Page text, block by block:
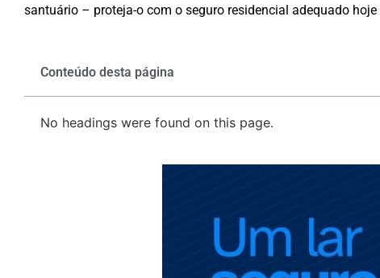
santuário – proteja-o com o seguro residencial adequado hoje
Conteúdo desta página
No headings were found on this page.